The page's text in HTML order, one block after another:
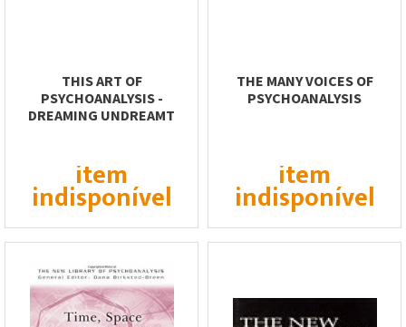
THIS ART OF
PSYCHOANALYSIS -
DREAMING UNDREAMT
item
indisponível
THE MANY VOICES OF
PSYCHOANALYSIS
item
indisponível